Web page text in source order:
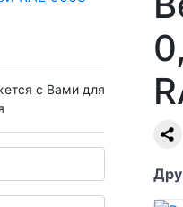
с Вами для